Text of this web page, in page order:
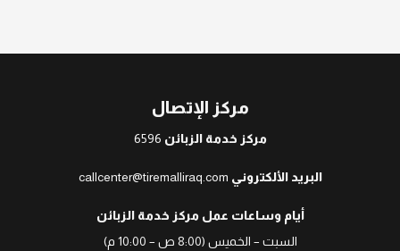
مركز الإتصال
مركز خدمة الزبائن 6596
البريد الألكتروني callcenter@tiremalliraq.com
أيام وساعات عمل مركز خدمة الزبائن
السبت – الخميس (8:00 ص – 10:00 م)